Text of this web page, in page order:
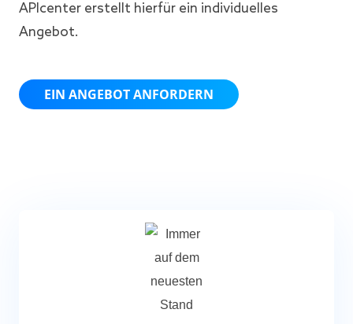
APIcenter erstellt hierfür ein individuelles
Angebot.
EIN ANGEBOT ANFORDERN